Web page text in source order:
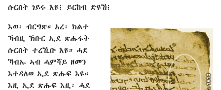
ሱርስት ነይሩ እዩ፧ ይርከብ ድዩኸ፧
እወ፡ ብርግጽ። አረ፡ ክልተ
ኻብዚ ኽቡር ኢደ ጽሑፋት
ሱርስት ተረኺቡ እዩ። ሓደ
ኻብኡ ኣብ ሓምሻይ ዘመን
እተዳለወ ኢደ ጽሑፍ እዩ።
እዚ ኢደ ጽሑፍ እዚ፡ ሓደ